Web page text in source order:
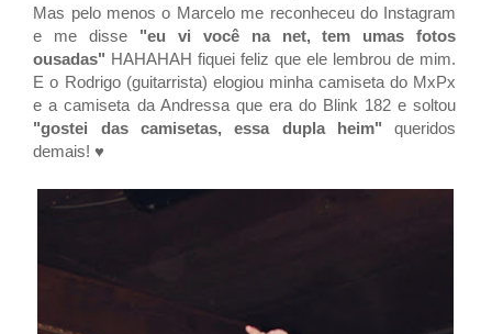
Mas pelo menos o Marcelo me reconheceu do Instagram
e me disse "eu vi você na net, tem umas fotos
ousadas" HAHAHAH fiquei feliz que ele lembrou de mim.
E o Rodrigo (guitarrista) elogiou minha camiseta do MxPx
e a camiseta da Andressa que era do Blink 182 e soltou
"gostei das camisetas, essa dupla heim"queridos
demais! ♥